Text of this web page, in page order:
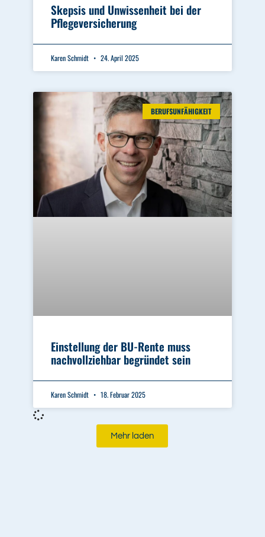
Skepsis und Unwissenheit bei der
Pflegeversicherung
Karen Schmidt 24. April 2025
BERUFSUNFÄHIGKEIT
Einstellung der BU-Rente muss
nachvollziehbar begründet sein
Karen Schmidt 18. Februar 2025
Mehr laden